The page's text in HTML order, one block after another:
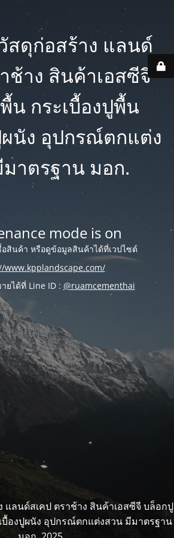
สดุก่อสร้าง แลนด์
ช้าง สินค้าเอสซีจี
น กระเบื้องปูพื้น
ผนัง อุปกรณ์ตกแต่ง
าตรฐาน มอก.
mode is on
สินค้า หรือดูข้อมูลสินค้าได้ที่เวปไซต์
www.kpplandscape.com/
ยได้ที่ Line ID : @ruamcementhai
ลนด์สเคป ตราช้าง สินค้าเอสซีจี บล็อกปู
บื้องปูผนัง อุปกรณ์ตกแต่งสวน มีมาตรฐาน